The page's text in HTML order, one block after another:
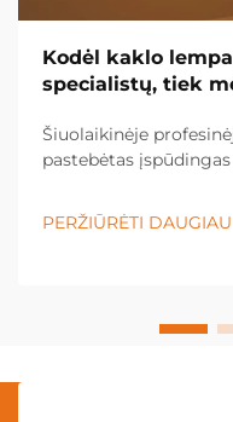
Kodėl kaklo
specialistų, tiek
Šiuolaikinėje
pastebėtas
tapo būtina įranga
asmeninėse srityse.
PERŽIŪRĖTI DAUGIAU